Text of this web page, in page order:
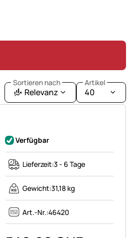
Sortieren nach
Relevanz
Artikel
40
Verfügbar
Lieferzeit:3 - 6 Tage
Gewicht:31,18 kg
Art.-Nr.:46420